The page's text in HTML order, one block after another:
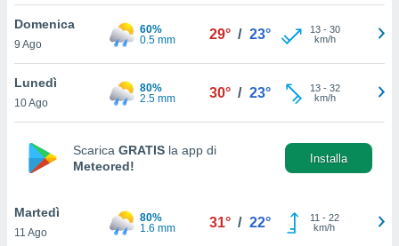
il
un
la
nella
Domenica
9 Ago
60%
0.5 mm
29° / 23° 13- 30
km/h
Lunedì
10 Ago
80%
2.5 mm
30° / 23° 13- 32
km/h
Scarica GRATIS la app di
Meteored!
Installa
Martedì
11 Ago
80%
1.6 mm
31° / 22° 11 - 22
km/h